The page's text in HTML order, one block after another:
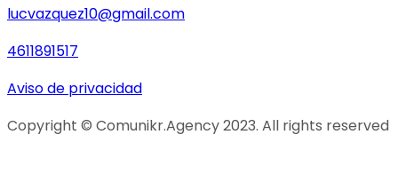
lucvazquez10@gmail.com
4611891517
Aviso de privacidad
Copyright © Comunikr.Agency 2023. All rights reserved